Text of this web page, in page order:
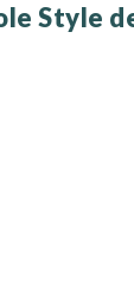
Style